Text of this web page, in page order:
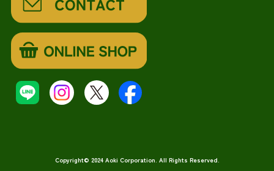
Copyright© 2024 Aoki Corporation. All Rights Reserved.